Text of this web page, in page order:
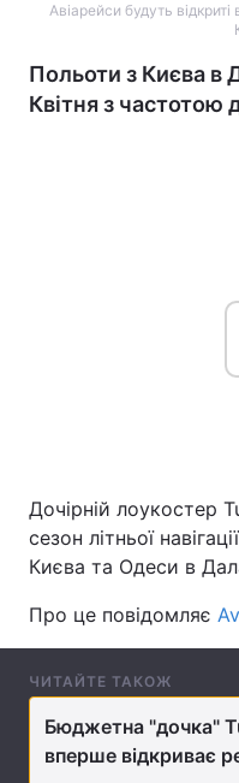
Головна
Техно і зв'язок
Авіарейси будуть відкриті
Польоти з Києва в
Квітня з частотою
Дочірній лоукостер
сезон літньої
Києва та Одеси в
Про це повідомляє
ЧИТАЙТЕ ТАКОЖ
Бюджетна "дочка"
вперше відкриває